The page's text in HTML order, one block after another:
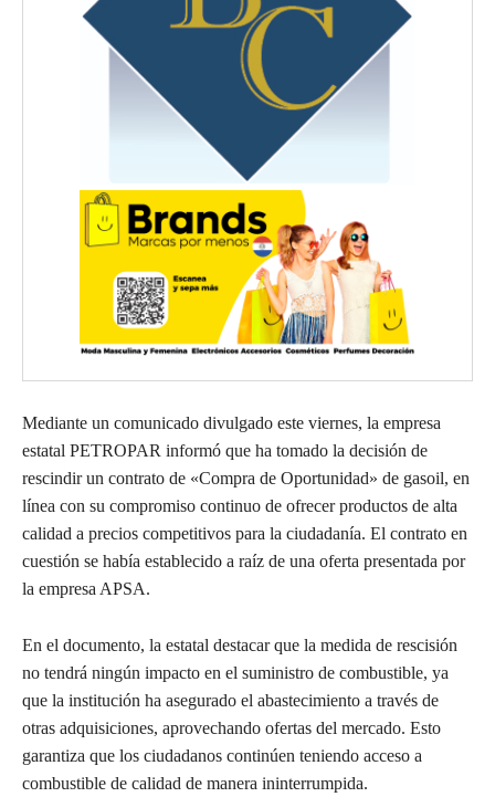
Mediante un comunicado divulgado este viernes, la empresa
estatal PETROPAR informó que ha tomado la decisión de
rescindir un contrato de «Compra de Oportunidad» de gasoil, en
línea con su compromiso continuo de ofrecer productos de alta
calidad a precios competitivos para la ciudadanía. El contrato en
cuestión se había establecido a raíz de una oferta presentada por
la empresa APSA.
En el documento, la estatal destacar que la medida de rescisión
no tendrá ningún impacto en el suministro de combustible, ya
que la institución ha asegurado el abastecimiento a través de
otras adquisiciones, aprovechando ofertas del mercado. Esto
garantiza que los ciudadanos continúen teniendo acceso a
combustible de calidad de manera ininterrumpida.